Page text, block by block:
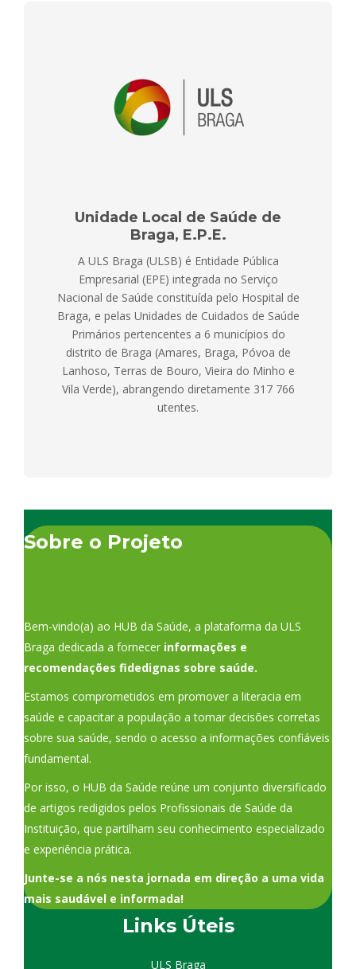
Unidade Local de Saúde de
Braga, E.P.E.
A ULS Braga (ULSB) é Entidade Pública
Empresarial (EPE) integrada no Serviço
Nacional de Saúde constituída pelo Hospital de
Braga, e pelas Unidades de Cuidados de Saúde
Primários pertencentes a 6 municípios do
distrito de Braga (Amares, Braga, Póvoa de
Lanhoso, Terras de Bouro, Vieira do Minho e
Vila Verde), abrangendo diretamente 317 766
utentes.
Sobre o Projeto
Bem-vindo(a) ao HUB da Saúde, a plataforma da ULS
Braga dedicada a fornecer informações e
recomendações fidedignas sobre saúde.
Estamos comprometidos em promover a literacia em
saúde e capacitar a população a tomar decisões corretas
sobre sua saúde, sendo o acesso a informações confiáveis
fundamental.
Por isso, o HUB da Saúde reúne um conjunto diversificado
de artigos redigidos pelos Profissionais de Saúde da
Instituição, que partilham seu conhecimento especializado
e experiência prática.
Junte-se a nós nesta jornada em direção a uma vida
mais saudável e informada!
Links Úteis
ULS Braga